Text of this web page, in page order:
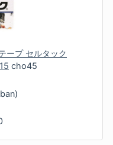
ープ セルタック
cho45